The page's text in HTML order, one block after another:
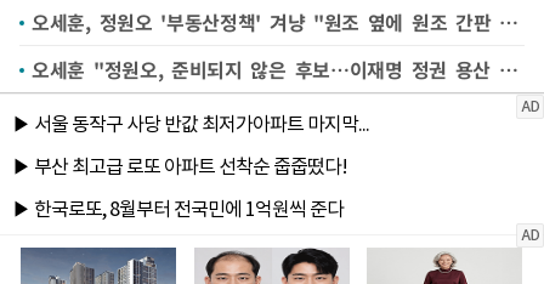
오세훈, 정원오 '부동산정책' 겨냥 "원조 옆에 원조 간판 거는 비양심적 행동"(종합)
오세훈 "정원오, 준비되지 않은 후보…이재명 정권 용산 1만호 발표에 복종"